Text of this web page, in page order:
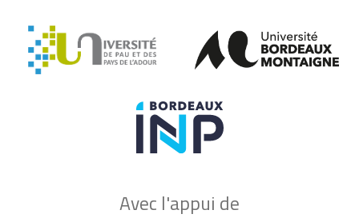
Avec l'appui de